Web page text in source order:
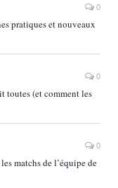
0
pratiques et nouveaux
0
toutes (et comment les
0
matchs de l’équipe de